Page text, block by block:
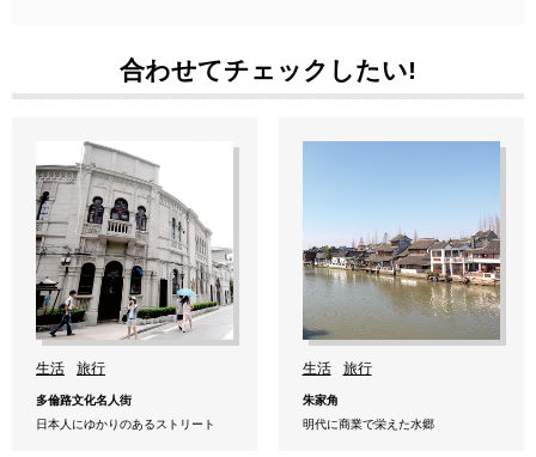
合わせてチェックしたい!
生活 旅行
多倫路文化名人街
日本人にゆかりのあるストリート
生活 旅行
朱家角
明代に商業で栄えた水郷